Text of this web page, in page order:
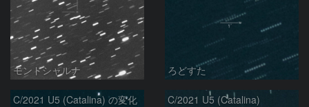
モンドシャルナ ろどすた
C/2021 U5 (Catalina) の変化 C/2021 U5 (Catalina)